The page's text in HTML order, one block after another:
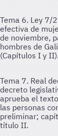
Tema 6. Ley 7/
efectiva de
de noviembre,
hombres de
(Capítulos I y II).
Tema 7. Real
decreto
aprueba el
las personas
preliminar;
título II.